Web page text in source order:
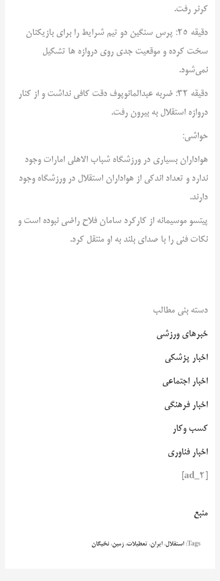
کرنر رفت.
دقیقه 25: پرس سنگین دو تیم شرایط را برای بازیکنان
سخت کرده و موقعیت جدی روی دروازه ها تشکیل
نمی‌شود.
دقیقه 32: ضربه عبدالمانوپوف دقت کافی نداشت و از کنار
دروازه استقلال به بیرون رفت.
حواشی:
هواداران بسیاری در ورزشگاه شباب الاهلی امارات وجود
ندارد و تعداد اندکی از هواداران استقلال در ورزشگاه وجود
دارند.
پیتسو موسیمانه از کارکرد سامان فلاح راضی نبوده است و
نکات فنی را با صدای بلند به او منتقل کرد.
دسته بنی مطالب
خبرهای ورزشی
اخبار پزشکی
اخبار اجتماعی
اخبار فرهنگی
کسب وکار
اخبار فناوری
منبع
Tags: استقلال، ایران، تعطیلات، زمین، نخبگان